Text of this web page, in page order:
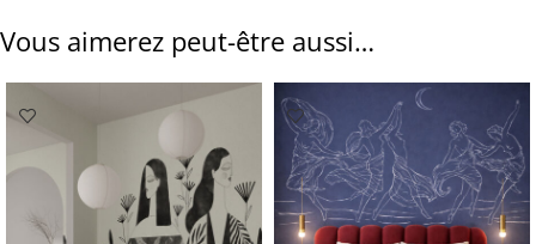
Vous aimerez peut-être aussi…